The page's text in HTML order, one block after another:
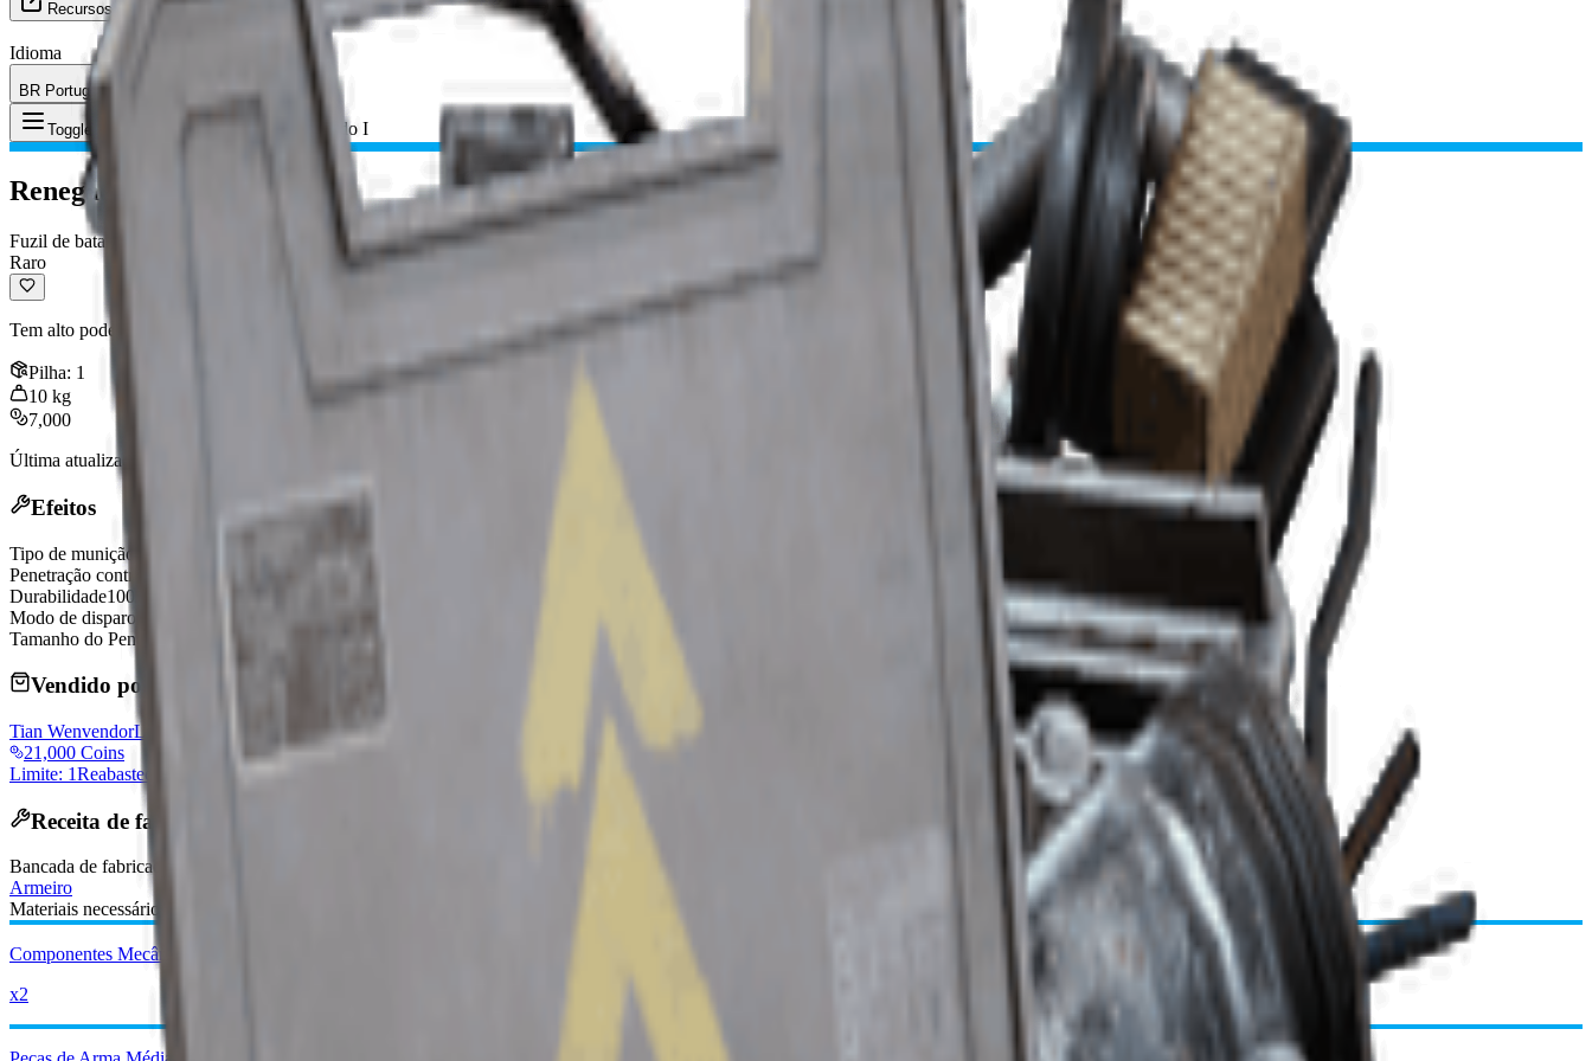
Recursos
Idioma
BR Português (Brasil)
Toggle Menu Renegado I
Renegado I
Fuzil de batalha
Raro
Tem alto poder de dano, precisão e dano de tiro na cabeça.
Pilha: 1
10 kg
7,000
Última atualização
Efeitos
Tipo de munição
Penetração contra blindagem ARC
Durabilidade100/100
Modo de disparo
Tamanho do Pente
Vendido por Comerciantes
Tian WenvendorLevel
21,000 Coins
Limite: 1Reabastece diariamente
Receita de fabricação
Bancada de fabricação
Armeiro
Materiais necessários:
Componentes Mecânicos Avançados
x2